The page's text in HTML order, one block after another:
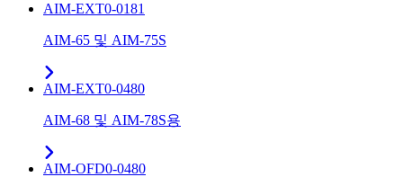
AIM-EXT0-0181
AIM-65 및 AIM-75S
AIM-EXT0-0480
AIM-68 및 AIM-78S용
AIM-OFD0-0480